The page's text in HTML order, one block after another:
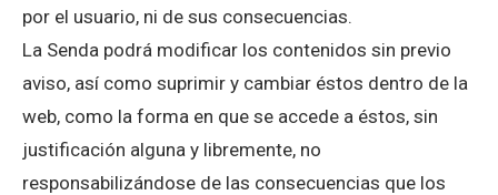
por el usuario, ni de sus consecuencias.
La Senda podrá modificar los contenidos sin previo
aviso, así como suprimir y cambiar éstos dentro de la
web, como la forma en que se accede a éstos, sin
justificación alguna y libremente, no
responsabilizándose de las consecuencias que los